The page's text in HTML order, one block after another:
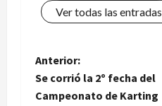
Ver todas las entradas
N
a
Anterior:
Se corrió la 2º fecha del
Campeonato de Karting